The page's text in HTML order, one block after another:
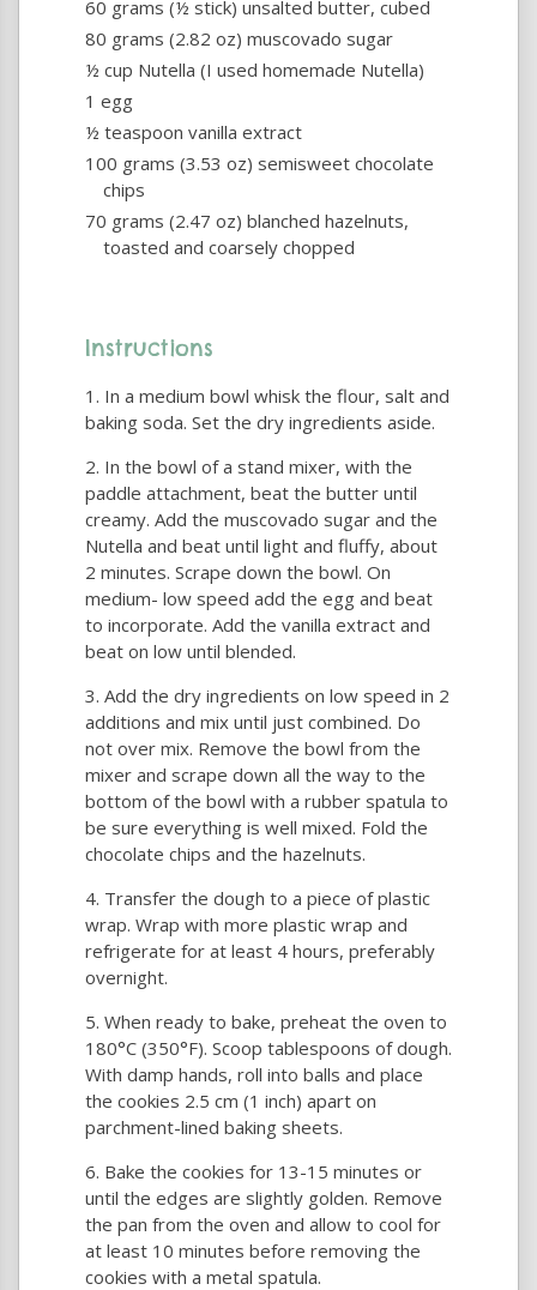
60 grams (½ stick) unsalted butter, cubed
80 grams (2.82 oz) muscovado sugar
½ cup Nutella (I used homemade Nutella)
1 egg
½ teaspoon vanilla extract
100 grams (3.53 oz) semisweet chocolate
chips
70 grams (2.47 oz) blanched hazelnuts,
toasted and coarsely chopped
Instructions
In a medium bowl whisk the flour, salt and
baking soda. Set the dry ingredients aside.
In the bowl of a stand mixer, with the
paddle attachment, beat the butter until
creamy. Add the muscovado sugar and the
Nutella and beat until light and fluffy, about
2 minutes. Scrape down the bowl. On
medium- low speed add the egg and beat
to incorporate. Add the vanilla extract and
beat on low until blended.
Add the dry ingredients on low speed in 2
additions and mix until just combined. Do
not over mix. Remove the bowl from the
mixer and scrape down all the way to the
bottom of the bowl with a rubber spatula to
be sure everything is well mixed. Fold the
chocolate chips and the hazelnuts.
Transfer the dough to a piece of plastic
wrap. Wrap with more plastic wrap and
refrigerate for at least 4 hours, preferably
overnight.
When ready to bake, preheat the oven to
180°C (350°F). Scoop tablespoons of dough.
With damp hands, roll into balls and place
the cookies 2.5 cm (1 inch) apart on
parchment-lined baking sheets.
Bake the cookies for 13-15 minutes or
until the edges are slightly golden. Remove
the pan from the oven and allow to cool for
at least 10 minutes before removing the
cookies with a metal spatula.